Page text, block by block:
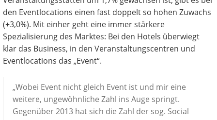
den Eventlocations einen fast doppelt so hohen Zuwachs
(+3,0%). Mit einher geht eine immer stärkere
Spezialisierung des Marktes: Bei den Hotels überwiegt
klar das Business, in den Veranstaltungscentren und
Eventlocations das „Event“.
„Wobei Event nicht gleich Event ist und mir eine
weitere, ungewöhnliche Zahl ins Auge springt.
Gegenüber 2013 hat sich die Zahl der sog. Social